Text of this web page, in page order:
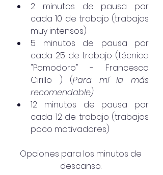
2 minutos de pausa por
cada 10 de trabajo (trabajos
muy intensos)
5 minutos de pausa por
cada 25 de trabajo (técnica
"Pomodoro" - Francesco
Cirillo ) (Para mí la más
recomendable)
12 minutos de pausa por
cada 12 de trabajo (trabajos
poco motivadores)
Opciones para los minutos de
descanso: